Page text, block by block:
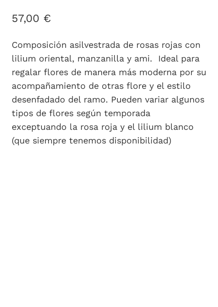
57,00 €
Composición asilvestrada de rosas rojas con
lilium oriental, manzanilla y ami. Ideal para
regalar flores de manera más moderna por su
acompañamiento de otras flore y el estilo
desenfadado del ramo. Pueden variar algunos
tipos de flores según temporada
exceptuando la rosa roja y el lilium blanco
(que siempre tenemos disponibilidad)